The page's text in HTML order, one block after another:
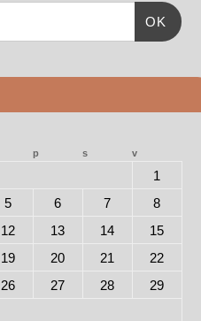
OK
p s v
1
5 6 7
8
12 13 14
15
19 20 21
22
26 27 28
29